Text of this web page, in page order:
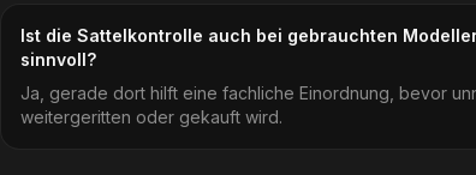
Ist die Sattelkontrolle auch bei gebrauchten
sinnvoll?
Ja, gerade dort hilft eine fachliche Einordnung, bevor
weitergeritten oder gekauft wird.